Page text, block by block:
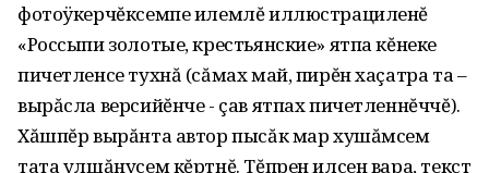
фотоÿкерчĕксемпе илемлĕ иллюстрациленĕ
«Россыпи золотые, крестьянские» ятпа кĕнеке
пичетленсе тухнă (сăмах май, пирĕн хаçатра та –
вырăсла версийĕнче - çав ятпах пичетленнĕччĕ).
Хăшпĕр вырăнта автор пысăк мар хушăмсем
тата улшăнусем кĕртнĕ. Тĕпрен илсен вара, текст